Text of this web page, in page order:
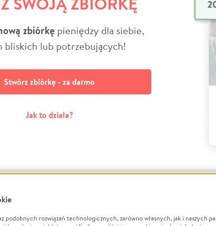
zbiórkępieniędzy dla siebie,
bliskich lub potrzebujących!
Stwórz zbiórkę - za darmo
Jak to działa?
Informacje O nas
podobnych rozwiązań technologicznych, zarówno własnych, jak i